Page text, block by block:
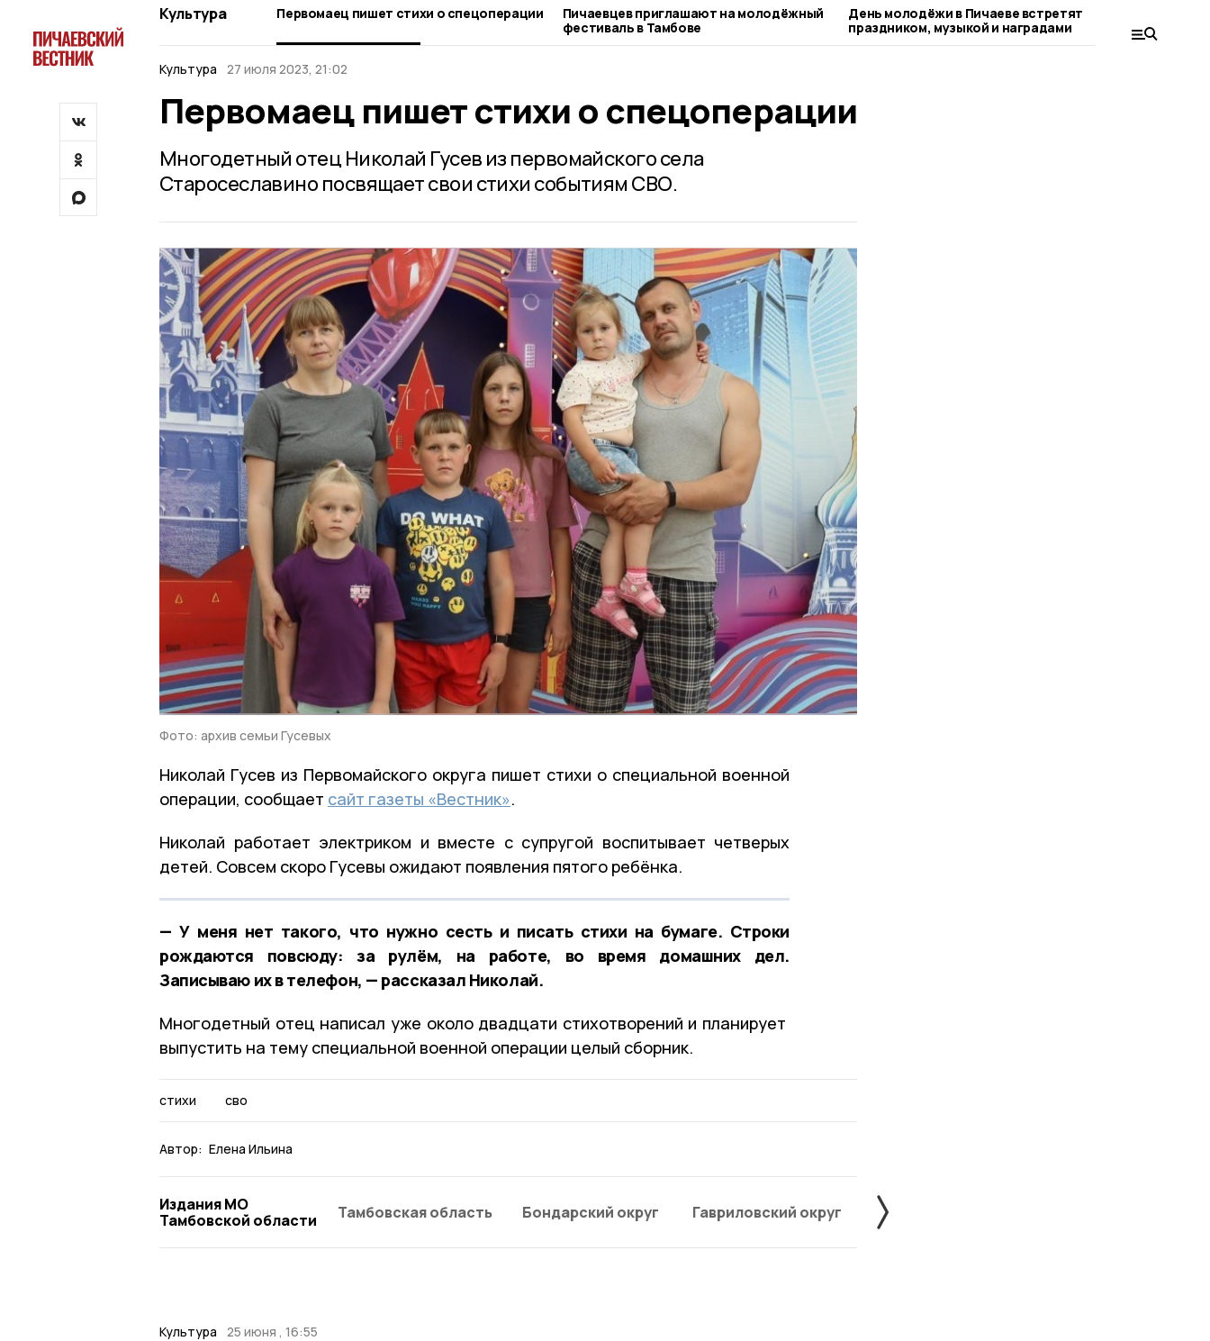
Культура Первомаец пишет стихи о спецоперации
Пичаевцев приглашают на молодёжный
фестиваль в Тамбове
День молодёжи в Пичаеве встретят
праздником, музыкой и наградами
округа
поэтесса
Культура
27 июля 2023, 21:02
Первомаец пишет стихи о спецоперации
Многодетный отец Николай Гусев из первомайского села
Старосеславино посвящает свои стихи событиям СВО.
Фото: архив семьи Гусевых
Николай Гусев из Первомайского округа пишет стихи о специальной военной
операции, сообщает сайт газеты «Вестник».
Николай работает электриком и вместе с супругой воспитывает четверых
детей. Совсем скоро Гусевы ожидают появления пятого ребёнка.
— У меня нет такого, что нужно сесть и писать стихи на бумаге. Строки
рождаются повсюду: за рулём, на работе, во время домашних дел.
Записываю их в телефон, — рассказал Николай.
Многодетный отец написал уже около двадцати стихотворений и планирует
выпустить на тему специальной военной операции целый сборник.
стихи сво
Автор: Елена Ильина
Издания МО
Тамбовской области
Тамбовская область Бондарский округ Гавриловский округ Жердевский округ
Культура 25 июня , 16:55